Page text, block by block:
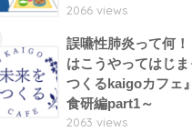
2066 views
誤嚥性肺炎って何
はこうやってはじ
つくるkaigoカフェ
食研編part1～
2063 views